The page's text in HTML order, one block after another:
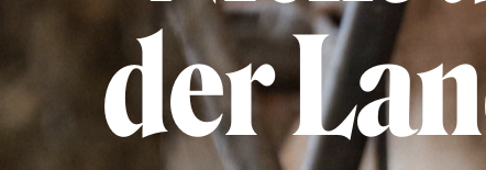
der